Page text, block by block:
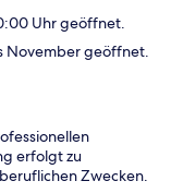
Uhr geöffnet.
November geöffnet.
erfolgt zu
Zwecken.